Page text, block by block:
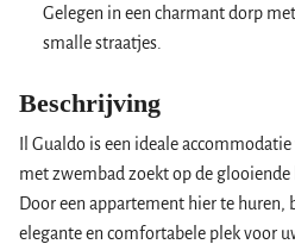
Gelegen in een charmant dorp
smalle straatjes.
Beschrijving
Il Gualdo is een ideale
met zwembad zoekt op de glooiende
Door een appartement hier te huren,
elegante en comfortabele plek voor